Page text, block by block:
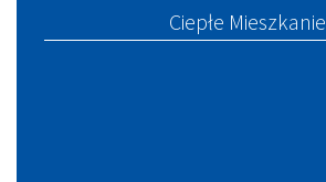
Ciepłe Mieszkanie